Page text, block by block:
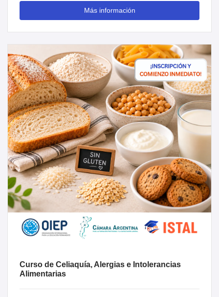
Más información
Curso de Celiaquía, Alergias e Intolerancias
Alimentarias